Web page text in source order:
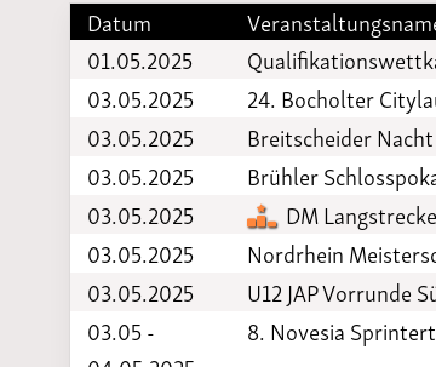
Datum
01.05.2025
03.05.2025
24. Bocholter
03.05.2025
Breitscheider Nacht
03.05.2025
Brühler
03.05.2025
DM Langstrecke
03.05.2025
Nordrhein
03.05.2025
U12 JAP Vorrunde
03.05 -
8. Novesia